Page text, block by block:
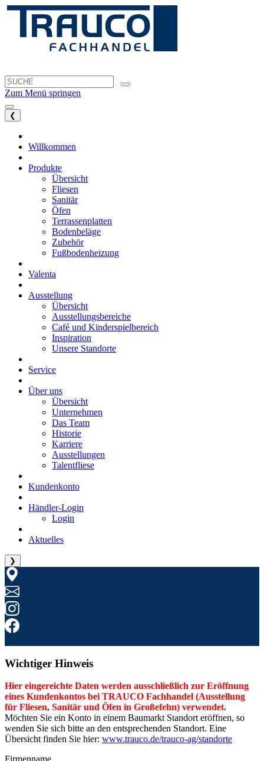
Zum Menü springen
❮
Willkommen
Produkte
Übersicht
Fliesen
Sanitär
Öfen
Terrassenplatten
Bodenbeläge
Zubehör
Fußbodenheizung
Valenta
Ausstellung
Übersicht
Ausstellungsbereiche
Café und Kinderspielbereich
Inspiration
Unsere Standorte
Service
Über uns
Übersicht
Unternehmen
Das Team
Historie
Karriere
Ausstellungen
Talentfliese
Kundenkonto
Händler-Login
Login
Aktuelles
❯
Wichtiger Hinweis
Hier eingereichte Daten werden ausschließlich zur Eröffnung
eines Kundenkontos bei TRAUCO Fachhandel (Ausstellung
für Fliesen, Sanitär und Öfen in Großefehn) verwendet.
Möchten Sie ein Konto in einem Baumarkt Standort eröffnen, so
wenden Sie sich bitte an den entsprechenden Standort. Eine
Übersicht finden Sie hier: www.trauco.de/trauco-ag/standorte